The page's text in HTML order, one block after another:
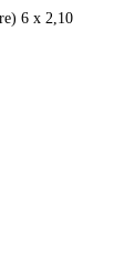
6 x 2,10